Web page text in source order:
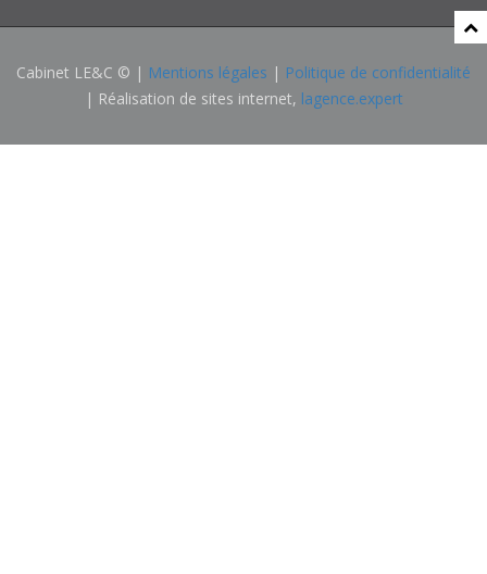
Cabinet LE&C © | Mentions légales | Politique de confidentialité
| Réalisation de sites internet, lagence.expert